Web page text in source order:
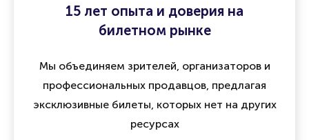
15 лет опыта и доверия на
билетном рынке
Мы объединяем зрителей, организаторов и
профессиональных продавцов, предлагая
эксклюзивные билеты, которых нет на других
ресурсах